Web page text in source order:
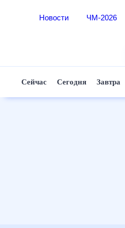
Новости ЧМ-2026
Сейчас Сегодня Завтра